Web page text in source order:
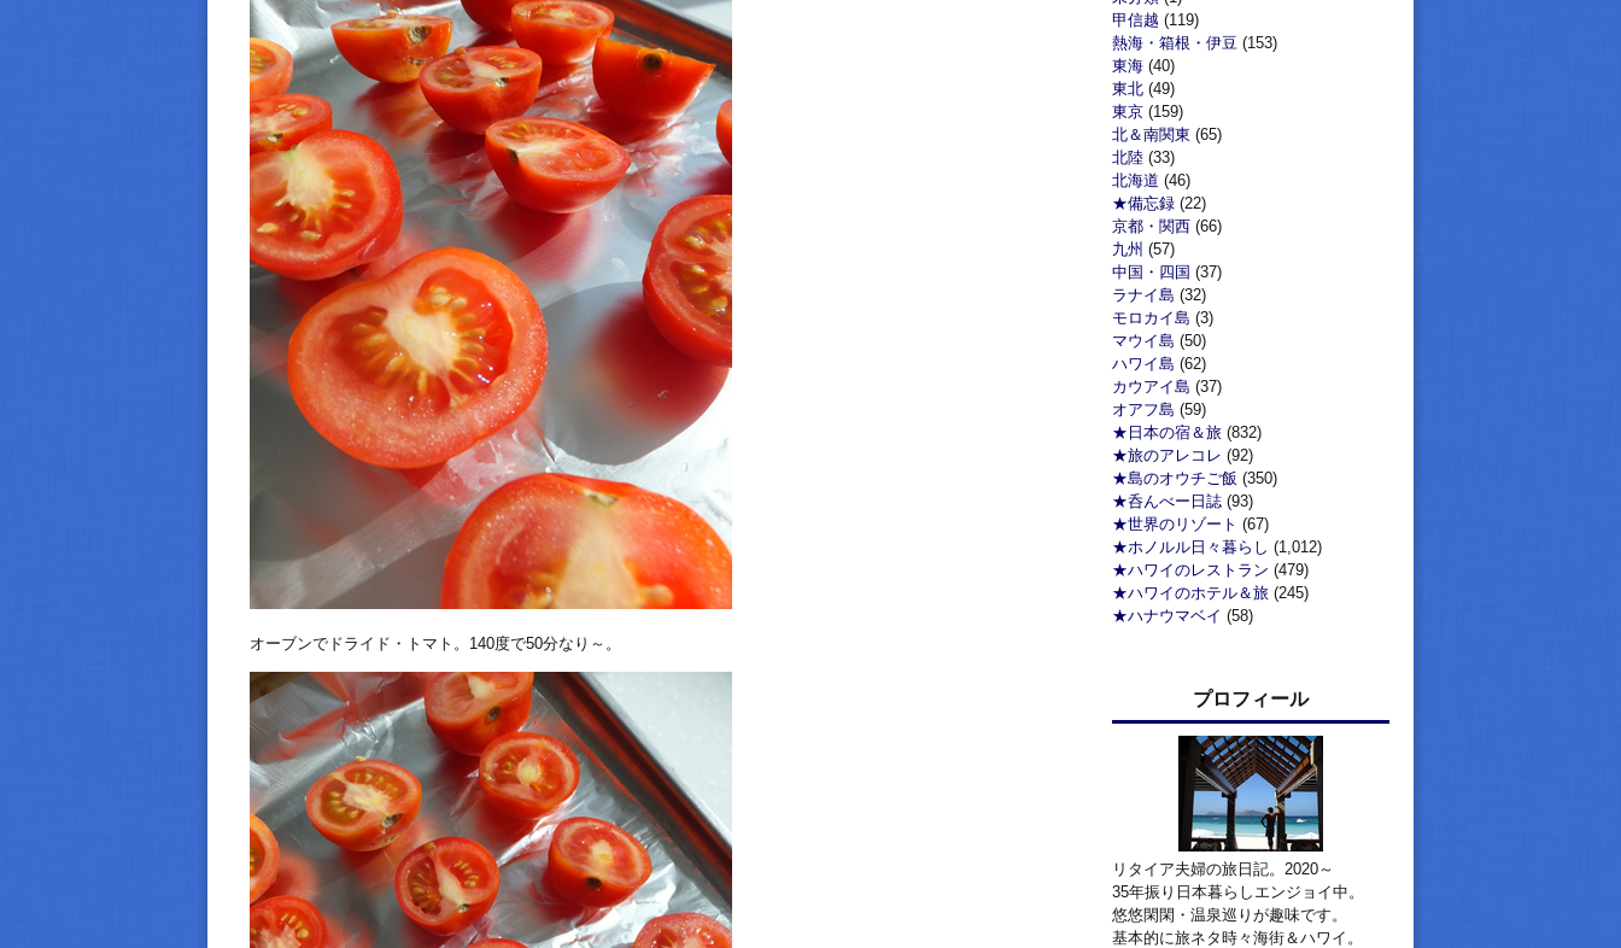
オーブンでドライド・トマト。140度で50分なり～。
甲信越 (119)
熱海・箱根・伊豆 (153)
東海 (40)
東北 (49)
東京 (159)
北＆南関東 (65)
北陸 (33)
北海道 (46)
★備忘録 (22)
京都・関西 (66)
九州 (57)
中国・四国 (37)
ラナイ島 (32)
モロカイ島 (3)
マウイ島 (50)
ハワイ島 (62)
カウアイ島 (37)
オアフ島 (59)
★日本の宿＆旅 (832)
★旅のアレコレ (92)
★島のオウチご飯 (350)
★呑んべー日誌 (93)
★世界のリゾート (67)
★ホノルル日々暮らし (1,012)
★ハワイのレストラン (479)
★ハワイのホテル＆旅 (245)
★ハナウマベイ (58)
プロフィール
リタイア夫婦の旅日記。2020～
35年振り日本暮らしエンジョイ中。
悠悠閑閑・温泉巡りが趣味です。
基本的に旅ネタ時々海街＆ハワイ。